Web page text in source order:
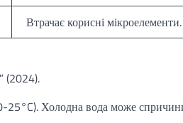
Втрачає корисні мікроелементи.
(2024).
25°C). Холодна вода може